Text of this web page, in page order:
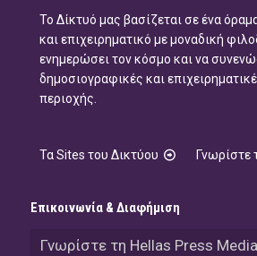
Το Δίκτυό μας βασίζεται σε ένα
και επιχειρηματικό με μοναδική
ενημερώσει τον κόσμο και να
δημοσιογραφικές και
περιοχής.
Τα Sites του Δικτύου Γνωρίστε
Επικοινωνία & Διαφήμιση
Γνωρίστε τη Hellas Press Media